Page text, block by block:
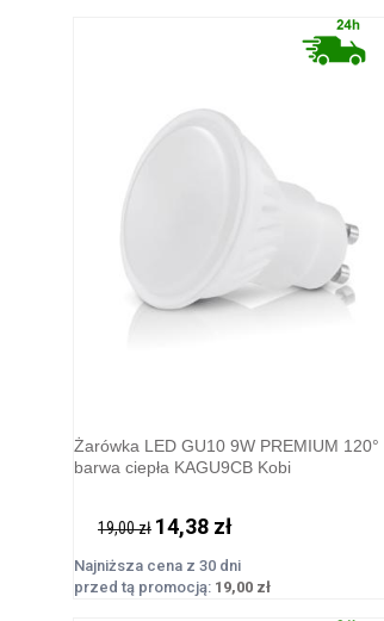
Żarówka LED GU10 9W PREMIUM 120°
barwa ciepła KAGU9CB Kobi
19,00 zł 14,38 zł
Najniższa cena z 30 dni
przed tą promocją: 19,00 zł